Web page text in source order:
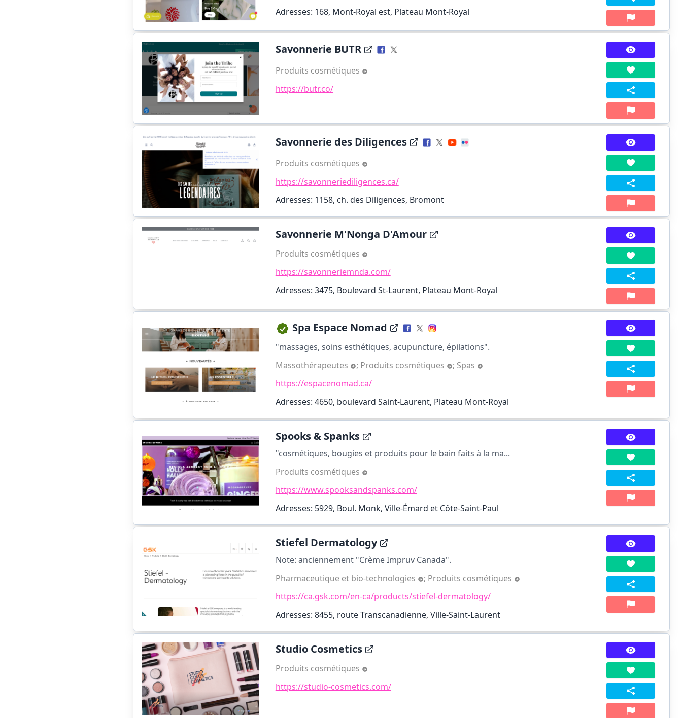
Adresses: 168, Mont-Royal est, Plateau Mont-Royal
Savonnerie BUTR
Produits cosmétiques
https://butr.co/
Savonnerie des Diligences
Produits cosmétiques
https://savonneriediligences.ca/
Adresses: 1158, ch. des Diligences, Bromont
Savonnerie M'Nonga D'Amour
Produits cosmétiques
https://savonneriemnda.com/
Adresses: 3475, Boulevard St-Laurent, Plateau Mont-Royal
Spa Espace Nomad
"massages, soins esthétiques, acupuncture, épilations".
Massothérapeutes
; Produits cosmétiques ; Spas
https://espacenomad.ca/
Adresses: 4650, boulevard Saint-Laurent, Plateau Mont-Royal
Spooks & Spanks
"cosmétiques, bougies et produits pour le bain faits à la ma...
Produits cosmétiques
https://www.spooksandspanks.com/
Adresses: 5929, Boul. Monk, Ville-Émard et Côte-Saint-Paul
Stiefel Dermatology
Note: anciennement "Crème Impruv Canada".
Pharmaceutique et bio-technologies
; Produits cosmétiques
https://ca.gsk.com/en-ca/products/stiefel-dermatology/
Adresses: 8455, route Transcanadienne, Ville-Saint-Laurent
Studio Cosmetics
Produits cosmétiques
https://studio-cosmetics.com/